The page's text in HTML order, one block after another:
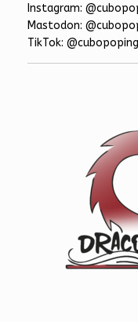
Instagram:
Mastodon:
TikTok: @cubopoping